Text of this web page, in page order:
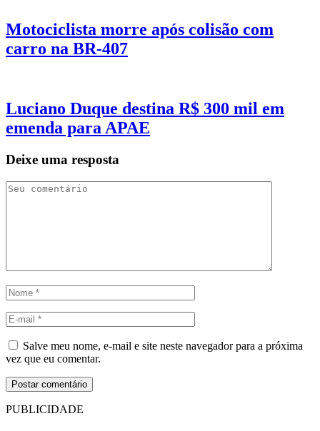
Motociclista morre após colisão com
carro na BR-407
Luciano Duque destina R$ 300 mil em
emenda para APAE
Deixe uma resposta
Salve meu nome, e-mail e site neste navegador para a próxima
vez que eu comentar.
PUBLICIDADE